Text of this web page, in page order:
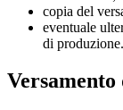
copia del
eventuale
di produzione.
Versamento